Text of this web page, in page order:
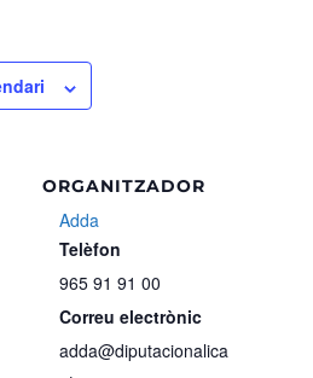
ORGANITZADOR
Adda
Telèfon
965 91 91 00
Correu electrònic
adda@diputacionalica